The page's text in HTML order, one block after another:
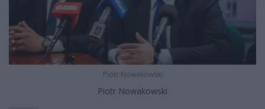
Piotr Nowakowski
Piotr Nowakowski